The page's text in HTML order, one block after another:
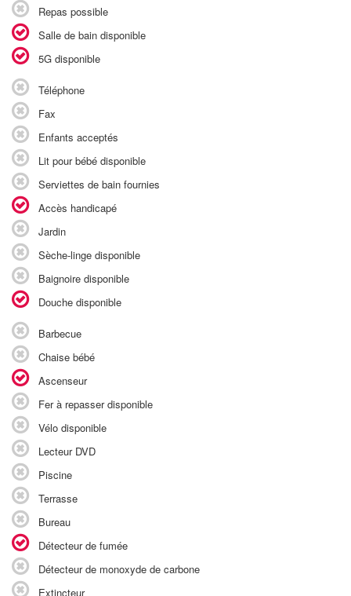
Repas possible
Salle de bain disponible
5G disponible
Téléphone
Fax
Enfants acceptés
Lit pour bébé disponible
Serviettes de bain fournies
Accès handicapé
Jardin
Sèche-linge disponible
Baignoire disponible
Douche disponible
Barbecue
Chaise bébé
Ascenseur
Fer à repasser disponible
Vélo disponible
Lecteur DVD
Piscine
Terrasse
Bureau
Détecteur de fumée
Détecteur de monoxyde de carbone
Extincteur